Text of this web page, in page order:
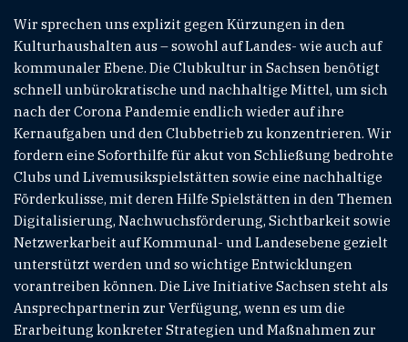
Wir sprechen uns explizit gegen Kürzungen in den
Kulturhaushalten aus – sowohl auf Landes- wie auch auf
kommunaler Ebene. Die Clubkultur in Sachsen benötigt
schnell unbürokratische und nachhaltige Mittel, um sich
nach der Corona Pandemie endlich wieder auf ihre
Kernaufgaben und den Clubbetrieb zu konzentrieren. Wir
fordern eine Soforthilfe für akut von Schließung bedrohte
Clubs und Livemusikspielstätten sowie eine nachhaltige
Förderkulisse, mit deren Hilfe Spielstätten in den Themen
Digitalisierung, Nachwuchsförderung, Sichtbarkeit sowie
Netzwerkarbeit auf Kommunal- und Landesebene gezielt
unterstützt werden und so wichtige Entwicklungen
vorantreiben können. Die Live Initiative Sachsen steht als
Ansprechpartnerin zur Verfügung, wenn es um die
Erarbeitung konkreter Strategien und Maßnahmen zur